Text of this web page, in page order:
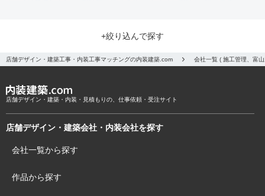
+絞り込んで探す
店舗デザイン・建築工事・内装工事マッチングの内装建築.com 会社一覧 ( 施工管理、富
店舗デザイン・建築・内装・見積もりの、仕事依頼・受注サイト
店舗デザイン・建築会社・内装会社を探す
会社一覧から探す
作品から探す